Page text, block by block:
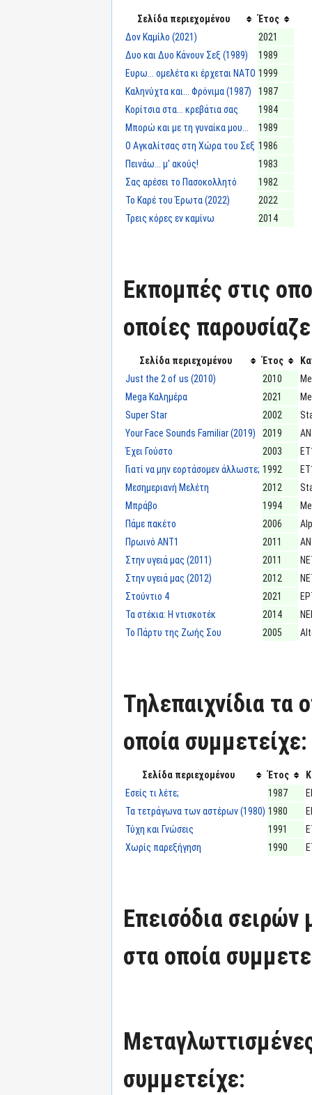
Σελίδα περιεχομένου
Έτος
Δον Καμίλο (2021)
2021
Δυο και Δυο Κάνουν Σεξ (1989)
1989
Ευρω... ομελέτα κι έρχεται ΝΑΤΟ 1999
Καληνύχτα και... Φρόνιμα (1987)
1987
Κορίτσια στα... κρεβάτια σας
1984
Μπορώ και με τη γυναίκα μου...
1989
Ο Αγκαλίτσας στη Χώρα του Σεξ 1986
Πεινάω... μ' ακούς!
1983
Σας αρέσει το Πασοκολλητό
1982
Το Καρέ του Έρωτα (2022)
2022
Τρεις κόρες εν καμίνω
2014
Εκπομπές στις
οποίες
Σελίδα περιεχομένου Έτος
Just the 2 of us (2010)
2010
Mega Καλημέρα
2021
Super Star
2002
Your Face Sounds Familiar (2019)
2019
Έχει Γούστο
2003
Γιατί να μην εορτάσομεν άλλωστε; 1992
Μεσημεριανή Μελέτη
2012
Μπράβο
1994
Πάμε πακέτο
2006
Πρωινό ΑΝΤ1
2011
Στην υγειά μας (2011)
2011
Στην υγειά μας (2012)
2012
Στούντιο 4
2021
Τα στέκια: Η ντισκοτέκ
2014
Το Πάρτυ της Ζωής Σου
2005
Τηλεπαιχνίδια τα
οποία συμμετείχε:
Σελίδα περιεχομένου Έτος
Εσείς τι λέτε;
1987
Τα τετράγωνα των αστέρων (1980) 1980
Τύχη και Γνώσεις
1991
Χωρίς παρεξήγηση
1990
Επεισόδια
στα οποία
συμμετείχε: